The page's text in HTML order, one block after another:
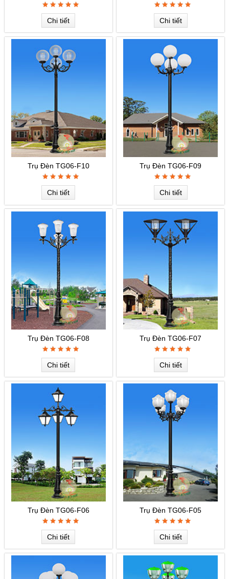
Chi tiết Chi tiết
Trụ Đèn TG06-F10
Chi tiết
Trụ Đèn TG06-F09
Chi tiết
Trụ Đèn TG06-F08
Chi tiết
Trụ Đèn TG06-F07
Chi tiết
Trụ Đèn TG06-F06
Chi tiết
Trụ Đèn TG06-F05
Chi tiết